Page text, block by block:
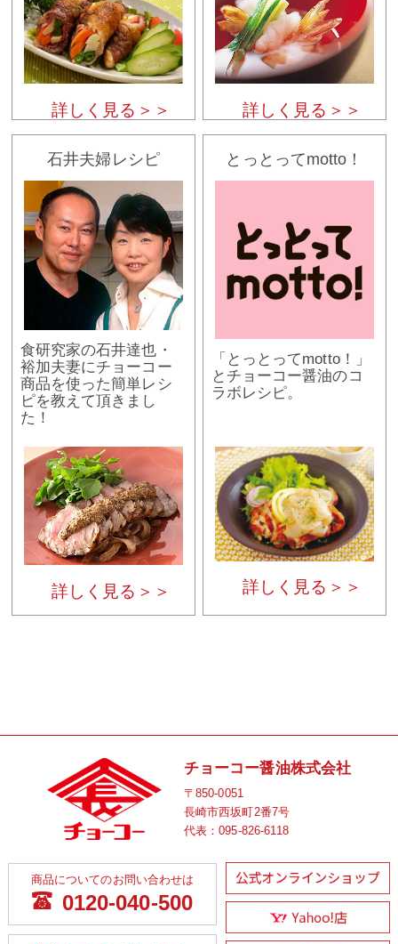
詳しく見る＞＞ 詳しく見る＞＞
石井夫婦レシピ
食研究家の石井達也・
裕加夫妻にチョーコー
商品を使った簡単レシ
ピを教えて頂きまし
た！
詳しく見る＞＞
とっとってmotto！
「とっとってmotto！」
とチョーコー醤油のコ
ラボレシピ。
詳しく見る＞＞
チョーコー醤油株式会社
〒850-0051
長崎市西坂町2番7号
代表：095-826-6118
商品についてのお問い合わせは
0120-040-500